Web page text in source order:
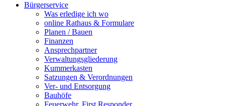
Bürgerservice
Was erledige ich wo
online Rathaus & Formulare
Planen / Bauen
Finanzen
Ansprechpartner
Verwaltungsgliederung
Kummerkasten
Satzungen & Verordnungen
Ver- und Entsorgung
Bauhöfe
Feuerwehr, First Responder